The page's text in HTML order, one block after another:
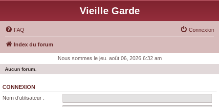
Vieille Garde
FAQ Connexion
Index du forum
Nous sommes le jeu. août 06, 2026 6:32 am
Aucun forum.
CONNEXION
Nom d’utilisateur :